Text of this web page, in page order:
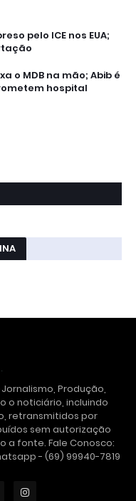
pelo ICE nos EUA;
o MDB na mão; Abib é
hospital
Produção,
o noticiário, incluindo
retransmitidos por
sem autorização
a fonte. Fale Conosco:
- (69) 99940-7819